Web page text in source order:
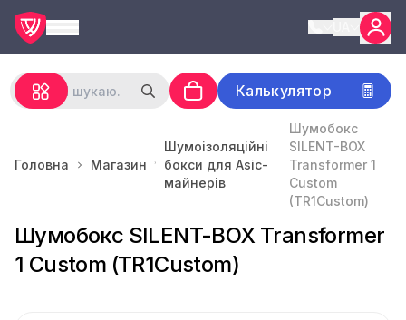
Калькулятор
Головна Магазин
Шумоізоляційні
бокси для Asic-
майнерів
Шумобокс
SILENT-BOX
Transformer 1
Custom
(TR1Custom)
Шумобокс SILENT-BOX Transformer
1 Custom (TR1Custom)